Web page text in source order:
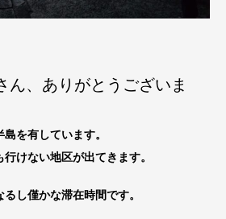
ん、ありがとうございま
を有しています。
けない地区が出てきます。
し僅かな滞在時間です。